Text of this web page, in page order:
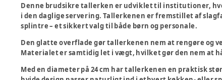
Denne brudsikre tallerken er udviklet til institutioner,
i den daglige servering. Tallerkenen er fremstillet af
splintre – et sikkert valg til både børn og personale.
Den glatte overflade gør tallerkenen nem at rengøre og
Materialet er samtidig let i vægt, hvilket gør den nem at
Med en diameter på 24 cm har tallerkenen en praktisk